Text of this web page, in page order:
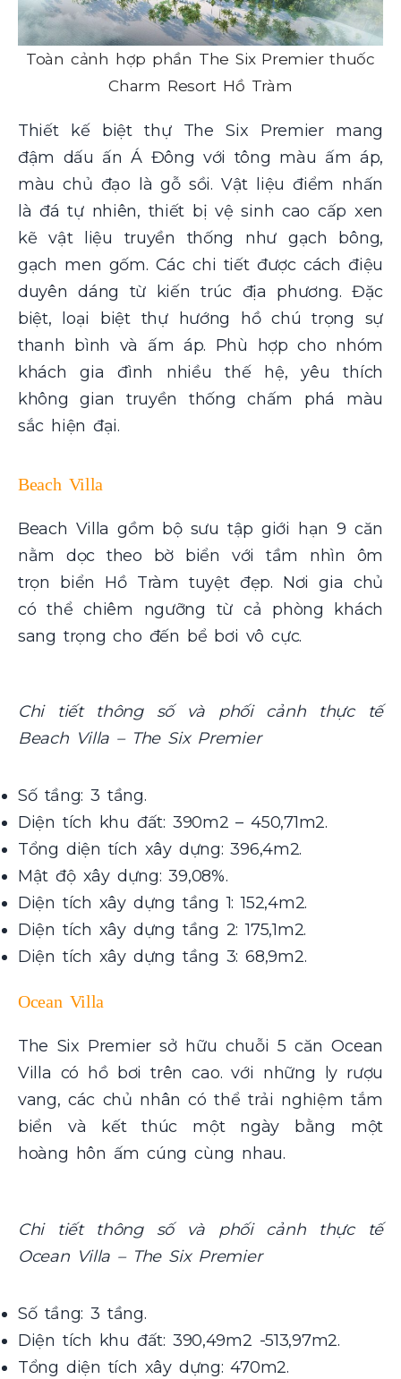
Toàn cảnh hợp phần The Six Premier thuốc
Charm Resort Hồ Tràm
Thiết kế biệt thự The Six Premier mang
đậm dấu ấn Á Đông với tông màu ấm áp,
màu chủ đạo là gỗ sồi. Vật liệu điểm nhấn
là đá tự nhiên, thiết bị vệ sinh cao cấp xen
kẽ vật liệu truyền thống như gạch bông,
gạch men gốm. Các chi tiết được cách điệu
duyên dáng từ kiến trúc địa phương. Đặc
biệt, loại biệt thự hướng hồ chú trọng sự
thanh bình và ấm áp. Phù hợp cho nhóm
khách gia đình nhiều thế hệ, yêu thích
không gian truyền thống chấm phá màu
sắc hiện đại.
Beach Villa
Beach Villa gồm bộ sưu tập giới hạn 9 căn
nằm dọc theo bờ biển với tầm nhìn ôm
trọn biển Hồ Tràm tuyệt đẹp. Nơi gia chủ
có thể chiêm ngưỡng từ cả phòng khách
sang trọng cho đến bể bơi vô cực.
Chi tiết thông số và phối cảnh thực tế
Beach Villa – The Six Premier
Số tầng: 3 tầng.
Diện tích khu đất: 390m2 – 450,71m2.
Tổng diện tích xây dựng: 396,4m2.
Mật độ xây dựng: 39,08%.
Diện tích xây dựng tầng 1: 152,4m2.
Diện tích xây dựng tầng 2: 175,1m2.
Diện tích xây dựng tầng 3: 68,9m2.
Ocean Villa
The Six Premier sở hữu chuỗi 5 căn Ocean
Villa có hồ bơi trên cao. với những ly rượu
vang, các chủ nhân có thể trải nghiệm tắm
biển và kết thúc một ngày bằng một
hoàng hôn ấm cúng cùng nhau.
Chi tiết thông số và phối cảnh thực tế
Ocean Villa – The Six Premier
Số tầng: 3 tầng.
Diện tích khu đất: 390,49m2 -513,97m2.
Tổng diện tích xây dựng: 470m2.